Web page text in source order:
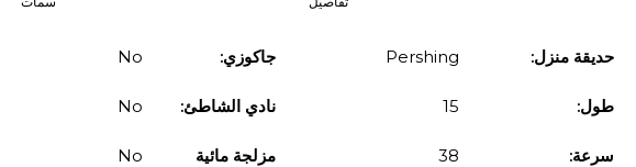
تفاصيل
حديقة منزل: Pershing
طول: 15
سرعة: 38
سمات
جاكوزي: No
نادي الشاطئ: No
مزلجة مائية No